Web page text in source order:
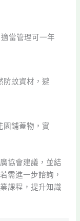
當管理可一年
防蚊資材，避
園鋪蓋物，實
協會建議，並結
需進一步諮詢，
課程，提升知識